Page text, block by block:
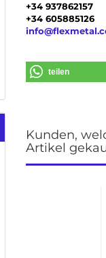
+34 937862157
+34 605885126
teilen
Kunden,
Artikel